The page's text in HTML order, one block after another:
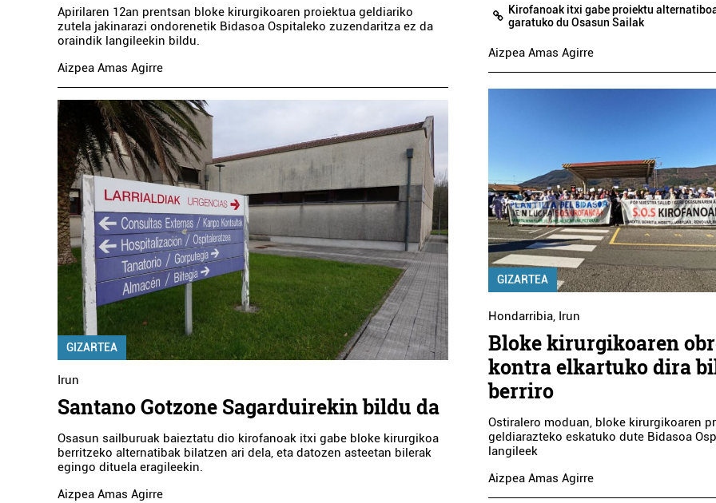
Apirilaren 12an prentsan bloke kirurgikoaren proiektua geldiariko
zutela jakinarazi ondorenetik Bidasoa Ospitaleko zuzendaritza ez da
oraindik langileekin bildu.
Aizpea Amas Agirre
GIZARTEA
Irun
Santano Gotzone Sagarduirekin bildu da
Osasun sailburuak baieztatu dio kirofanoak itxi gabe bloke kirurgikoa
berritzeko alternatibak bilatzen ari dela, eta datozen asteetan bilerak
egingo dituela eragileekin.
Aizpea Amas Agirre
Kirofanoak itxi gabe proiektu
garatuko du Osasun Sailak
Aizpea Amas Agirre
GIZARTEA
Hondarribia, Irun
Bloke kirurgikoaren
kontra elkartuko dira
berriro
Ostiralero moduan, bloke kirurgikoaren
geldiarazteko eskatuko dute Bidasoa
langileek
Aizpea Amas Agirre